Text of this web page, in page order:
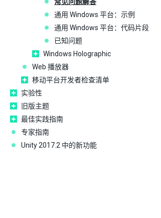
通用 Windows 平台：示例
通用 Windows 平台：代码片段
已知问题
Windows Holographic
Web 播放器
移动平台开发者检查清单
实验性
旧版主题
最佳实践指南
专家指南
Unity 2017.2 中的新功能